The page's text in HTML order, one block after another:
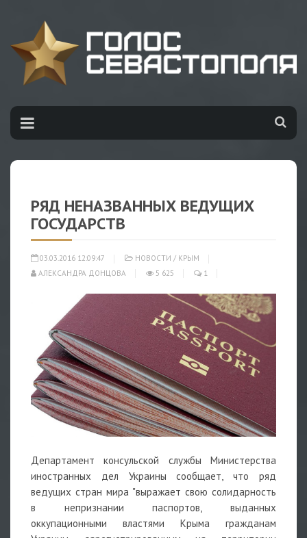
РЯД НЕНАЗВАННЫХ ВЕДУЩИХ
ГОСУДАРСТВ
03.03.2016 12:09:47 НОВОСТИ / КРЫМ
АЛЕКСАНДРА ДОНЦОВА
5 625 1
Департамент консульской службы Министерства
иностранных дел Украины сообщает, что ряд
ведущих стран мира "выражает свою солидарность
в непризнании паспортов, выданных
оккупационными властями Крыма гражданам